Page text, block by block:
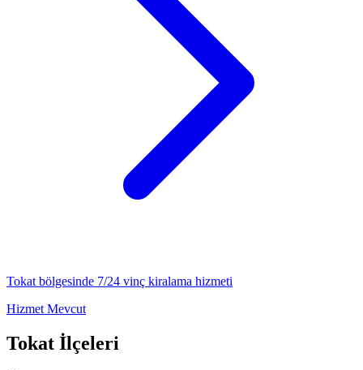
Tokatbölgesinde 7/24 vinç kiralama hizmeti
Hizmet Mevcut
Tokat İlçeleri